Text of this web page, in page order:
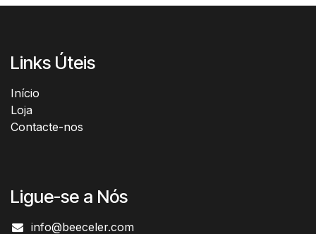
Links Úteis
Início​
Loja
Contacte-nos
Ligue-se a Nós
info@beeceler.com